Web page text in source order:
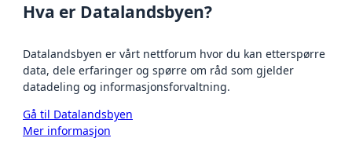
Hva er Datalandsbyen?
Datalandsbyen er vårt nettforum hvor du kan etterspørre
data, dele erfaringer og spørre om råd som gjelder
datadeling og informasjonsforvaltning.
Gå til Datalandsbyen
Mer informasjon